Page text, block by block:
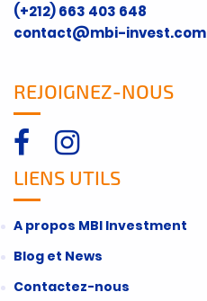
(+212) 663 403 648
contact@mbi-invest.com
REJOIGNEZ-NOUS
LIENS UTILS
A propos MBI Investment
Blog et News
Contactez-nous